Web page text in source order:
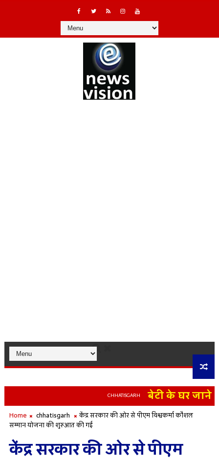
CHHATISGARH बेटी के घर जाने
Home chhatisgarh
केंद्र सरकार की ओर से पीएम विश्वकर्मा कौशल
सम्मान योजना की शुरुआत की गई
केंद्र सरकार की ओर से पीएम